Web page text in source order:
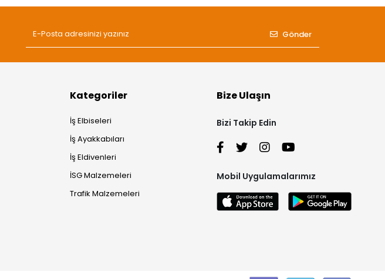
Gönder
Kategoriler
İş Elbiseleri
İş Ayakkabıları
İş Eldivenleri
İSG Malzemeleri
Trafik Malzemeleri
Bize Ulaşın
Bizi Takip Edin
Mobil Uygulamalarımız